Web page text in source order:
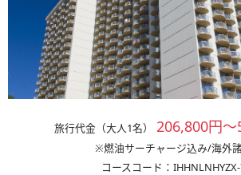
旅行代金（大人1名） 206,800円
※燃油サーチャージ込み/海外
コースコード：